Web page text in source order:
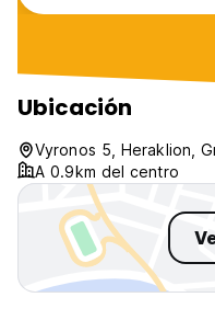
clean. I will coming
Ubicación
Vyronos 5, Heraklion,
A 0.9km del centro